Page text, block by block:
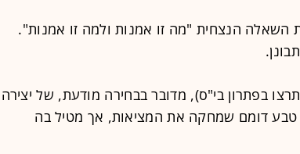
השאלה הנצחית "מה זו אמנות ולמה זו אמנות".
בפתרון בי"ס), מדובר בבחירה מודעת, של יצירה
טבע דומם שמחקה את המציאות, אך מטיל בה